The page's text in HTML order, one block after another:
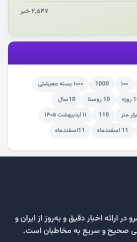
۲,۵۴۷ خبر
۱۰۰ 1000
۱۰۰۰ بسته معیشتی
10 روستا
10سال
110
۱۱ اردیبهشت ۱۴۰۵
11 اسفندماه 11اسفندماه
ارائه اخبار دقیق و به‌روز از ایران و
صحیح و سریع به مخاطبان است.